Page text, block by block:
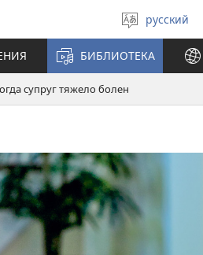
Выберите
язык
русский
БИБЛИОТЕКА
супруг тяжело болен